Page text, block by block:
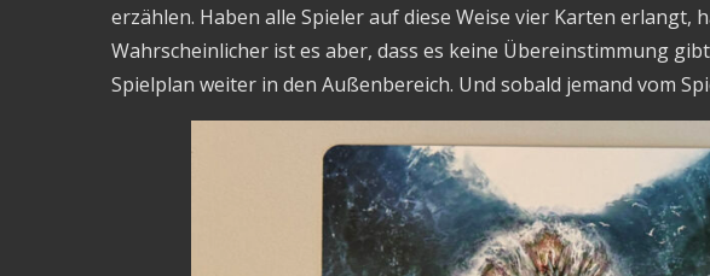
erzählen. Haben alle Spieler auf diese Weise vier Karten erlangt,
Wahrscheinlicher ist es aber, dass es keine Übereinstimmung
Spielplan weiter in den Außenbereich. Und sobald jemand vom